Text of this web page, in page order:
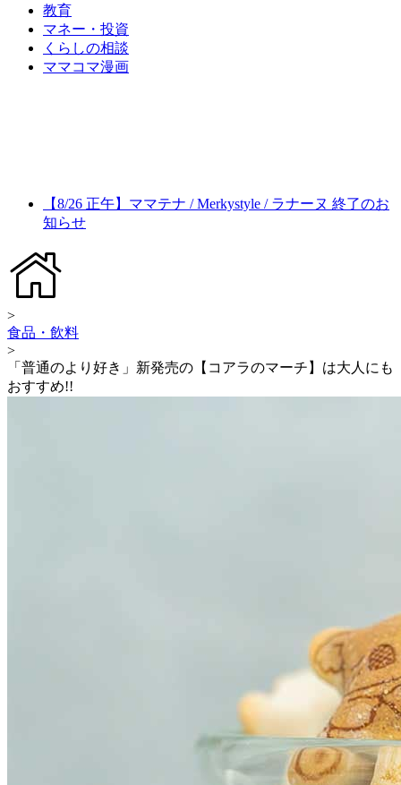
教育
マネー・投資
くらしの相談
ママコマ漫画
【8/26 正午】ママテナ / Merkystyle / ラナーヌ 終了のお
知らせ
>
食品・飲料
>
「普通のより好き」新発売の【コアラのマーチ】は大人にも
おすすめ!!